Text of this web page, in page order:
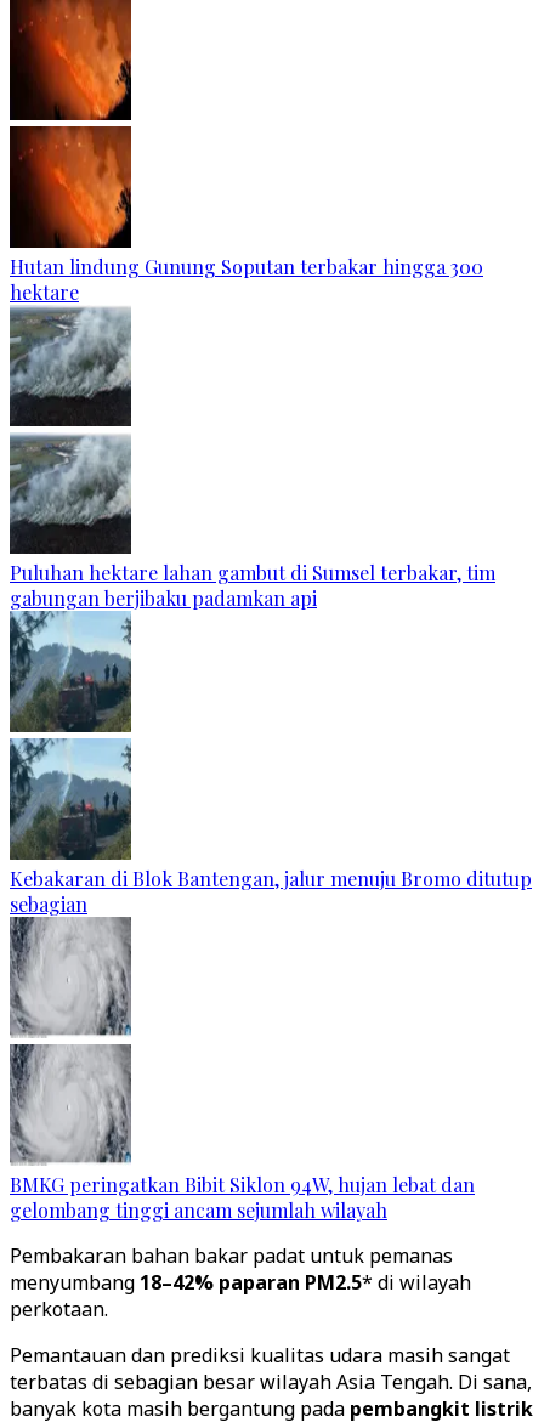
Hutan lindung Gunung Soputan terbakar hingga 300
hektare
Puluhan hektare lahan gambut di Sumsel terbakar, tim
gabungan berjibaku padamkan api
Kebakaran di Blok Bantengan, jalur menuju Bromo ditutup
sebagian
BMKG peringatkan Bibit Siklon 94W, hujan lebat dan
gelombang tinggi ancam sejumlah wilayah
Pembakaran bahan bakar padat untuk pemanas
menyumbang 18–42% paparan PM2.5* di wilayah
perkotaan.
Pemantauan dan prediksi kualitas udara masih sangat
terbatas di sebagian besar wilayah Asia Tengah. Di sana,
banyak kota masih bergantung pada pembangkit listrik